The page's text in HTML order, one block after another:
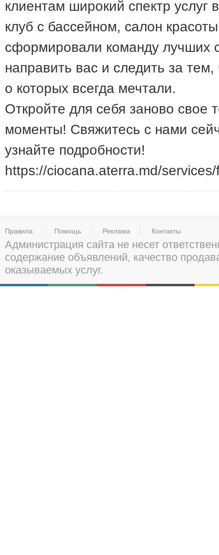
клиентам широкий спектр
клуб с бассейном, салон
сформировали команду лучших
направить вас и следить за
о которых всегда мечтали.
Откройте для себя заново свое
моменты! Свяжитесь с нами
узнайте подробности!
https://ciocana.aterra.md/
Правила Помощь Реклама Контакты
Администрация сайта не несет
содержание объявлений, качество
оказываемых услуг.